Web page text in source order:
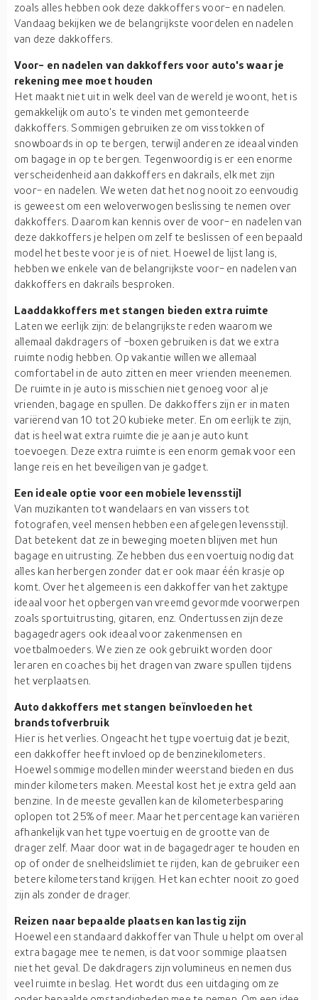
zoals alles hebben ook deze dakkoffers voor- en nadelen.
Vandaag bekijken we de belangrijkste voordelen en nadelen
van deze dakkoffers.
Voor- en nadelen van dakkoffers voor auto's waar je
rekening mee moet houden
Het maakt niet uit in welk deel van de wereld je woont, het is
gemakkelijk om auto's te vinden met gemonteerde
dakkoffers. Sommigen gebruiken ze om visstokken of
snowboards in op te bergen, terwijl anderen ze ideaal vinden
om bagage in op te bergen. Tegenwoordig is er een enorme
verscheidenheid aan dakkoffers en dakrails, elk met zijn
voor- en nadelen. We weten dat het nog nooit zo eenvoudig
is geweest om een weloverwogen beslissing te nemen over
dakkoffers. Daarom kan kennis over de voor- en nadelen van
deze dakkoffers je helpen om zelf te beslissen of een bepaald
model het beste voor je is of niet. Hoewel de lijst lang is,
hebben we enkele van de belangrijkste voor- en nadelen van
dakkoffers en dakrails besproken.
Laaddakkoffers met stangen bieden extra ruimte
Laten we eerlijk zijn: de belangrijkste reden waarom we
allemaal dakdragers of -boxen gebruiken is dat we extra
ruimte nodig hebben. Op vakantie willen we allemaal
comfortabel in de auto zitten en meer vrienden meenemen.
De ruimte in je auto is misschien niet genoeg voor al je
vrienden, bagage en spullen. De dakkoffers zijn er in maten
variërend van 10 tot 20 kubieke meter. En om eerlijk te zijn,
dat is heel wat extra ruimte die je aan je auto kunt
toevoegen. Deze extra ruimte is een enorm gemak voor een
lange reis en het beveiligen van je gadget.
Een ideale optie voor een mobiele levensstijl
Van muzikanten tot wandelaars en van vissers tot
fotografen, veel mensen hebben een afgelegen levensstijl.
Dat betekent dat ze in beweging moeten blijven met hun
bagage en uitrusting. Ze hebben dus een voertuig nodig dat
alles kan herbergen zonder dat er ook maar één krasje op
komt. Over het algemeen is een dakkoffer van het zaktype
ideaal voor het opbergen van vreemd gevormde voorwerpen
zoals sportuitrusting, gitaren, enz. Ondertussen zijn deze
bagagedragers ook ideaal voor zakenmensen en
voetbalmoeders. We zien ze ook gebruikt worden door
leraren en coaches bij het dragen van zware spullen tijdens
het verplaatsen.
Auto dakkoffers met stangen beïnvloeden het
brandstofverbruik
Hier is het verlies. Ongeacht het type voertuig dat je bezit,
een dakkoffer heeft invloed op de benzinekilometers.
Hoewel sommige modellen minder weerstand bieden en dus
minder kilometers maken. Meestal kost het je extra geld aan
benzine. In de meeste gevallen kan de kilometerbesparing
oplopen tot 25% of meer. Maar het percentage kan variëren
afhankelijk van het type voertuig en de grootte van de
drager zelf. Maar door wat in de bagagedrager te houden en
op of onder de snelheidslimiet te rijden, kan de gebruiker een
betere kilometerstand krijgen. Het kan echter nooit zo goed
zijn als zonder de drager.
Reizen naar bepaalde plaatsen kan lastig zijn
Hoewel een standaard dakkoffer van Thule u helpt om overal
extra bagage mee te nemen, is dat voor sommige plaatsen
niet het geval. De dakdragers zijn volumineus en nemen dus
veel ruimte in beslag. Het wordt dus een uitdaging om ze